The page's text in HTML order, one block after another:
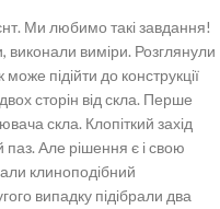
Ми любимо такі завдання!
виконали виміри. Розглянули
підійти до конструкції
сторін від скла. Перше
скла. Клопіткий захід
паз. Але рішення є і свою
клиноподібний
випадку підібрали два